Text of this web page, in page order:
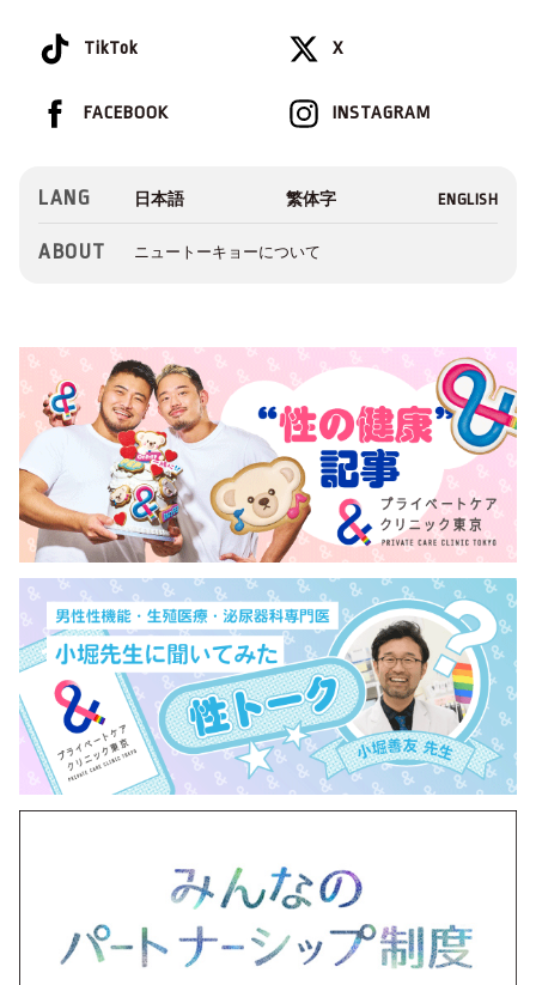
TikTok X
INSTAGRAM
FACEBOOK
LANG
ABOUT ニュートーキョーについて